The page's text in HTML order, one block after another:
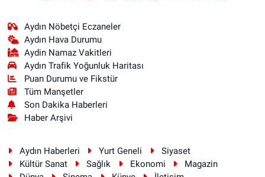
Aydın Nöbetçi Eczaneler
Aydın Hava Durumu
Aydin Namaz Vakitleri
Aydın Trafik Yoğunluk Haritası
Puan Durumu ve Fikstür
Tüm Manşetler
Son Dakika Haberleri
Haber Arşivi
Aydın Haberleri Yurt Geneli
Siyaset
Kültür Sanat
Sağlık Ekonomi
Magazin